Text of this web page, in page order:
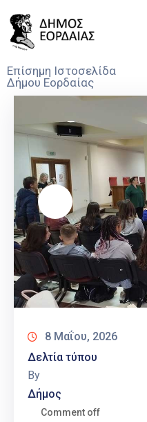
Επίσημη Ιστοσελίδα
Δήμου Εορδαίας
Ο
Νέα
Υπηρεσίες
Του
Δήμου
Προσκλήσεις
Αποφάσεις
Τηλέφωνα
Καιρός
8 Μαΐου, 2026
Δελτία τύπου
By
Δήμος
Comment off